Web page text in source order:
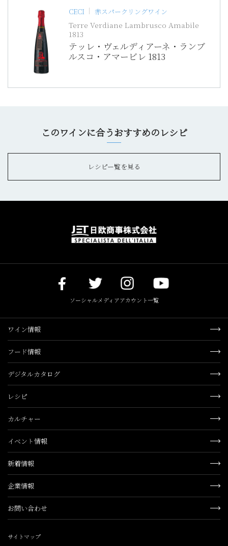
CECI 赤スパークリングワイン
Terre Verdiane Lambrusco Amabile
1813
テッレ・ヴェルディアーネ・ランブ
ルスコ・アマービレ 1813
このワインに合うおすすめのレシピ
レシピー覧を見る
ソーシャルメディアアカウント一覧
ワイン情報
フード情報
デジタルカタログ
レシピ
カルチャー
イベント情報
新着情報
企業情報
お問い合わせ
サイトマップ